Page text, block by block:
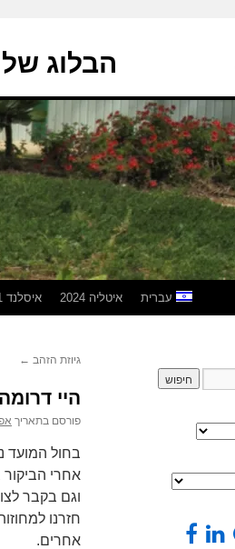
הבלוג של
איסלנד 2021 איטליה 2024 עברית
גיוזת הזהב ←
היי
פורסם בתאריך
בחול המועד
אחרי הביקור
וגם בקבר
חזרנו
אחרים.